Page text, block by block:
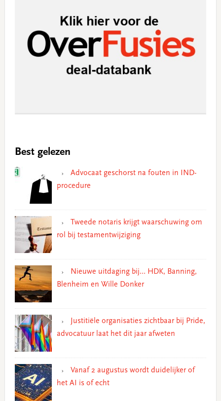
Best gelezen
Advocaat geschorst na fouten in IND-
procedure
Tweede notaris krijgt waarschuwing om
rol bij testamentwijziging
Nieuwe uitdaging bij… HDK, Banning,
Blenheim en Wille Donker
Justitiële organisaties zichtbaar bij Pride,
advocatuur laat het dit jaar afweten
Vanaf 2 augustus wordt duidelijker of
het AI is of echt